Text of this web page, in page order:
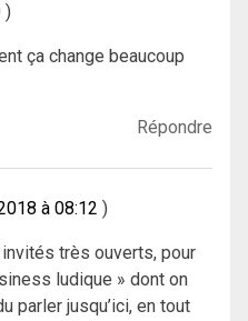
ça change beaucoup
Répondre
à 08:12
très ouverts, pour
ludique » dont on
parler jusqu’ici, en tout